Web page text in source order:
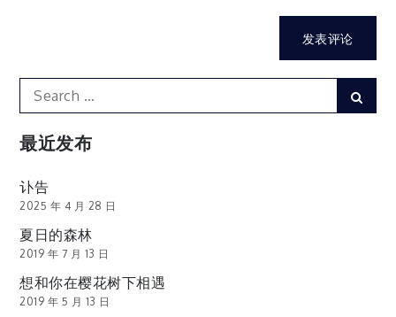
Search
for:
最近发布
讣告
2025 年 4 月 28 日
夏日的森林
2019 年 7 月 13 日
想和你在樱花树下相遇
2019 年 5 月 13 日